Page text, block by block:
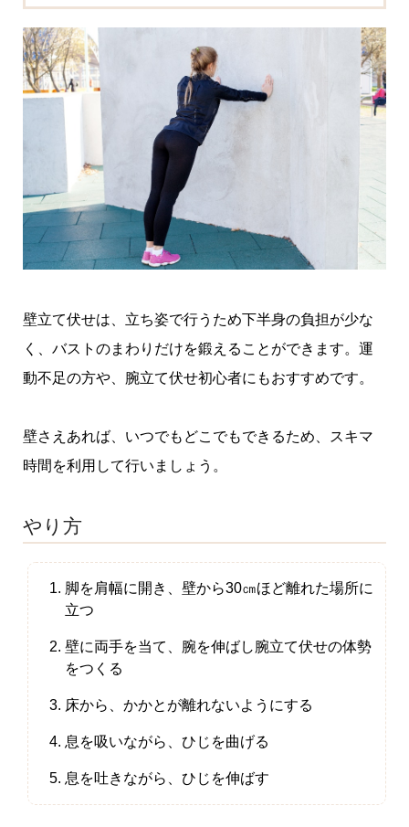
壁立て伏せは、立ち姿で行うため下半身の負担が少な
く、バストのまわりだけを鍛えることができます。運
動不足の方や、腕立て伏せ初心者にもおすすめです。
壁さえあれば、いつでもどこでもできるため、スキマ
時間を利用して行いましょう。
やり方
脚を肩幅に開き、壁から30㎝ほど離れた場所に
立つ
壁に両手を当て、腕を伸ばし腕立て伏せの体勢
をつくる
床から、かかとが離れないようにする
息を吸いながら、ひじを曲げる
息を吐きながら、ひじを伸ばす